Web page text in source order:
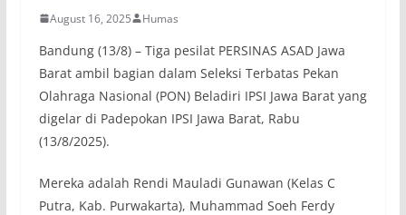
August 16, 2025 Humas
Bandung (13/8) – Tiga pesilat PERSINAS ASAD Jawa
Barat ambil bagian dalam Seleksi Terbatas Pekan
Olahraga Nasional (PON) Beladiri IPSI Jawa Barat yang
digelar di Padepokan IPSI Jawa Barat, Rabu
(13/8/2025).
Mereka adalah Rendi Mauladi Gunawan (Kelas C
Putra, Kab. Purwakarta), Muhammad Soeh Ferdy